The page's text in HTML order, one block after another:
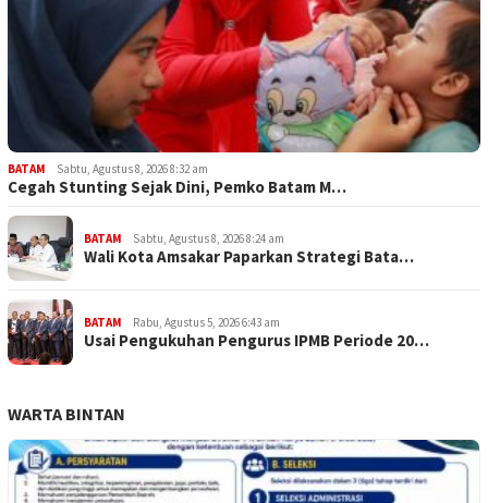
BATAM Sabtu, Agustus 8, 2026 8:32 am
Cegah Stunting Sejak Dini, Pemko Batam M…
BATAM Sabtu, Agustus 8, 2026 8:24 am
Wali Kota Amsakar Paparkan Strategi Bata…
BATAM Rabu, Agustus 5, 2026 6:43 am
Usai Pengukuhan Pengurus IPMB Periode 20…
WARTA BINTAN